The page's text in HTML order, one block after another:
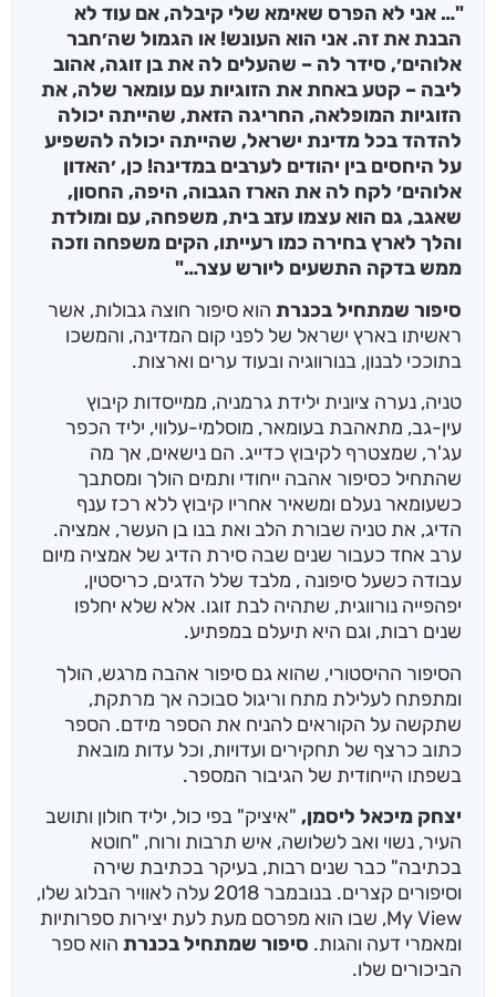
"… אני לא הפרס שאימא שלי קיבלה, אם עוד לא
הבנת את זה. אני הוא העונש! או הגמול שה׳חבר
אלוהים׳, סידר לה – שהעלים לה את בן זוגה, אהוב
ליבה – קטע באחת את הזוגיות עם עומאר שלה, את
הזוגיות המופלאה, החריגה הזאת, שהייתה יכולה
להדהד בכל מדינת ישראל, שהייתה יכולה להשפיע
על היחסים בין יהודים לערבים במדינה! כן, ׳האדון
אלוהים׳ לקח לה את הארז הגבוה, היפה, החסון,
שאגב, גם הוא עצמו עזב בית, משפחה, עם ומולדת
והלך לארץ בחירה כמו רעייתו, הקים משפחה וזכה
ממש בדקה התשעים ליורש עצר…"
סיפור שמתחיל בכנרת הוא סיפור חוצה גבולות, אשר
ראשיתו בארץ ישראל של לפני קום המדינה, והמשכו
בתוככי לבנון, בנורווגיה ובעוד ערים וארצות.
טניה, נערה ציונית ילידת גרמניה, ממייסדות קיבוץ
עין-גב, מתאהבת בעומאר, מוסלמי-עלווי, יליד הכפר
עג'ר, שמצטרף לקיבוץ כדייג. הם נישאים, אך מה
שהתחיל כסיפור אהבה ייחודי ותמים הולך ומסתבך
כשעומאר נעלם ומשאיר אחריו קיבוץ ללא רכז ענף
הדיג, את טניה שבורת הלב ואת בנו בן העשר, אמציה.
ערב אחד כעבור שנים שבה סירת הדיג של אמציה מיום
עבודה כשעל סיפונה , מלבד שלל הדגים, כריסטין,
יפהפייה נורווגית, שתהיה לבת זוגו. אלא שלא יחלפו
שנים רבות, וגם היא תיעלם במפתיע.
הסיפור ההיסטורי, שהוא גם סיפור אהבה מרגש, הולך
ומתפתח לעלילת מתח וריגול סבוכה אך מרתקת,
שתקשה על הקוראים להניח את הספר מידם. הספר
כתוב כרצף של תחקירים ועדויות, וכל עדות מובאת
בשפתו הייחודית של הגיבור המספר.
יצחק מיכאל ליסמן, "איציק" בפי כול, יליד חולון ותושב
העיר, נשוי ואב לשלושה, איש תרבות ורוח, "חוטא
בכתיבה" כבר שנים רבות, בעיקר בכתיבת שירה
וסיפורים קצרים. בנובמבר 2018 עלה לאוויר הבלוג שלו,
My View, שבו הוא מפרסם מעת לעת יצירות ספרותיות
ומאמרי דעה והגות. סיפור שמתחיל בכנרת הוא ספר
הביכורים שלו.